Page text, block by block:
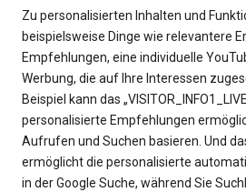
Zu personalisierten Inhalten und
beispielsweise Dinge wie relevantere
Empfehlungen, eine individuelle
Werbung, die auf Ihre Interessen
Beispiel kann das
personalisierte Empfehlungen
Aufrufen und Suchen basieren. Und
ermöglicht die personalisierte
in der Google Suche, während Sie